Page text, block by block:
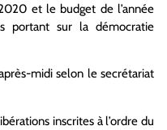
et le budget de l’année
portant sur la démocratie
midi selon le secrétariat
inscrites à l’ordre du